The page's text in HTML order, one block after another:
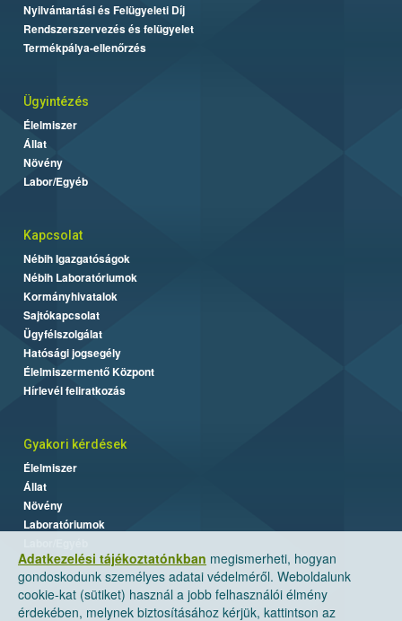
Adatkezelési tájékoztatónkban megismerheti, hogyan
gondoskodunk személyes adatai védelméről. Weboldalunk
cookie-kat (sütiket) használ a jobb felhasználói élmény
érdekében, melynek biztosításához kérjük, kattintson az
Nyilvántartási és Felügyeleti Díj
Rendszerszervezés és felügyelet
Termékpálya-ellenőrzés
Ügyintézés
Élelmiszer
Állat
Növény
Labor/Egyéb
Kapcsolat
Nébih Igazgatóságok
Nébih Laboratóriumok
Kormányhivatalok
Sajtókapcsolat
Ügyfélszolgálat
Hatósági jogsegély
Élelmiszermentő Központ
Hírlevél feliratkozás
Gyakori kérdések
Élelmiszer
Állat
Növény
Laboratóriumok